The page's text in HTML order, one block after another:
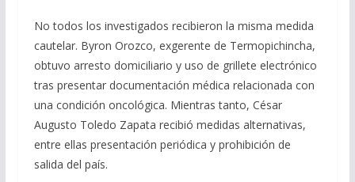
No todos los investigados recibieron la misma medida
cautelar. Byron Orozco, exgerente de Termopichincha,
obtuvo arresto domiciliario y uso de grillete electrónico
tras presentar documentación médica relacionada con
una condición oncológica. Mientras tanto, César
Augusto Toledo Zapata recibió medidas alternativas,
entre ellas presentación periódica y prohibición de
salida del país.